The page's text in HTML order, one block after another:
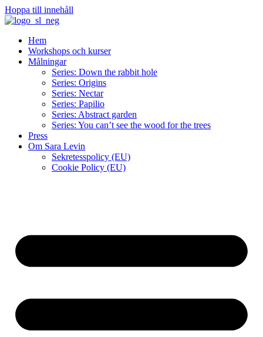
Hoppa till innehåll
Hem
Workshops och kurser
Målningar
Series: Down the rabbit hole
Series: Origins
Series: Nectar
Series: Papilio
Series: Abstract garden
Series: You can’t see the wood for the trees
Press
Om Sara Levin
Sekretesspolicy (EU)
Cookie Policy (EU)